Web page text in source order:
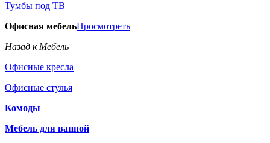
Тумбы под ТВ
Офисная мебельПросмотреть
Назад к Мебель
Офисные кресла
Офисные стулья
Комоды
Мебель для ванной